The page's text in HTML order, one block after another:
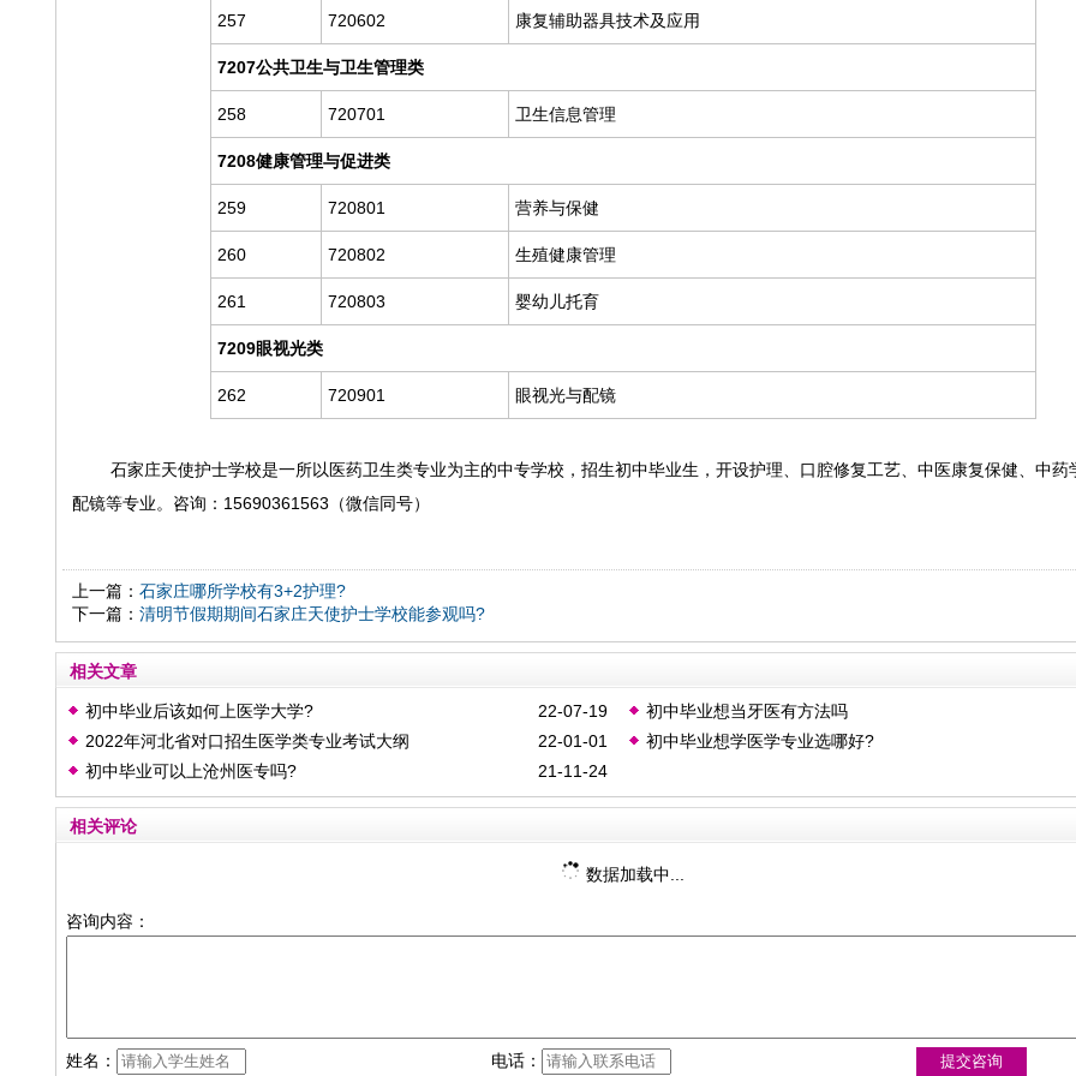
257 720602 康复辅助器具技术及应用
7207公共卫生与卫生管理类
258 720701 卫生信息管理
7208健康管理与促进类
259 720801 营养与保健
260 720802 生殖健康管理
261 720803 婴幼儿托育
7209眼视光类
262 720901 眼视光与配镜
石家庄天使护士学校是一所以医药卫生类专业为主的中专学校，招生初中毕业生，开设护理、口腔修复工艺、中医康复保健、中药
配镜等专业。咨询：15690361563（微信同号）
上一篇： 石家庄哪所学校有3+2护理?
下一篇： 清明节假期期间石家庄天使护士学校能参观吗?
相关文章
22-07-19
初中毕业后该如何上医学大学?
初中毕业想当牙医有方法吗
22-01-01
2022年河北省对口招生医学类专业考试大纲
初中毕业想学医学专业选哪好?
21-11-24
初中毕业可以上沧州医专吗?
相关评论
数据加载中...
咨询内容：
姓名： 电话：